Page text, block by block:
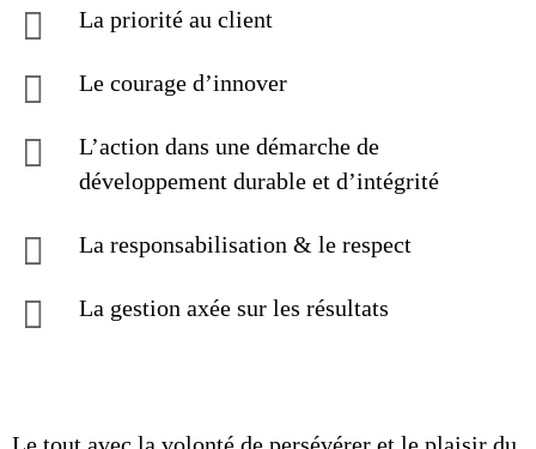
La priorité au client
Le courage d’innover
L’action dans une démarche de
développement durable et d’intégrité
La responsabilisation & le respect
La gestion axée sur les résultats